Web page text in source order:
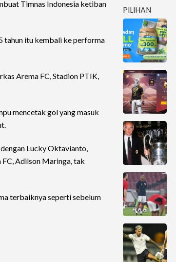
Timnas Indonesia ketiban
tahun itu kembali ke performa
Arema FC, Stadion PTIK,
mencetak gol yang masuk
Lucky Oktavianto,
Adilson Maringa, tak
terbaiknya seperti sebelum
PILIHAN